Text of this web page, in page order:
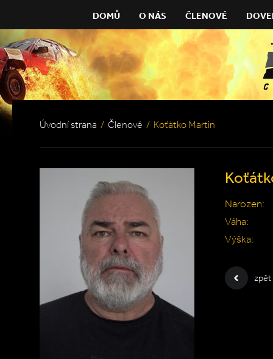
DOMŮ O NÁS ČLENOVÉ
Úvodní strana / Členové / Koťátko Martin
Narozen:
Váha:
Výška:
zpět